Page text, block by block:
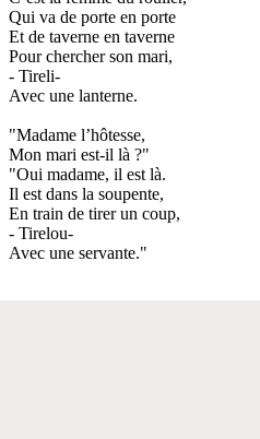
Qui va de porte en porte
Et de taverne en taverne
Pour chercher son mari,
- Tireli-
Avec une lanterne.
"Madame l’hôtesse,
Mon mari est-il là ?"
"Oui madame, il est là.
Il est dans la soupente,
En train de tirer un coup,
- Tirelou-
Avec une servante."